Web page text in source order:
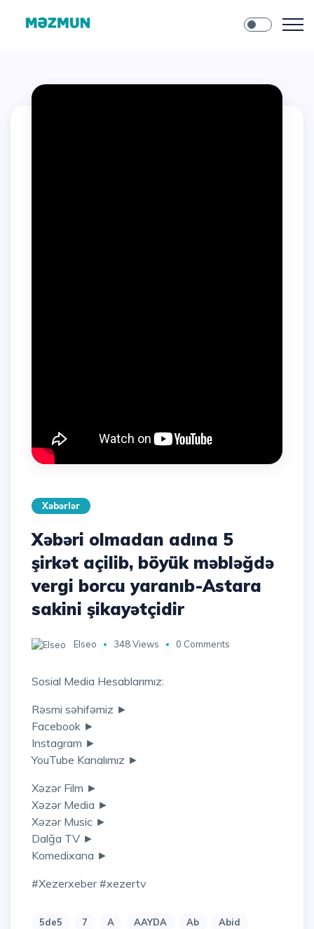
Xəbərlər
Xəbəri olmadan adına 5
şirkət açilib, böyük məbləğdə
vergi borcu yaranıb-Astara
sakini şikayətçidir
Elseo 348 Views 0 Comments
Sosial Media Hesablarımız:
Rəsmi səhifəmiz ►
Facebook ►
Instagram ►
YouTube Kanalımız ►
Xəzər Film ►
Xəzər Media ►
Xəzər Music ►
Dalğa TV ►
Komedixana ►
#xezerxeber #xezertv
5de5 7 A AAYDA Ab
Abid